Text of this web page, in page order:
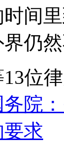
间
仍
位
院
求